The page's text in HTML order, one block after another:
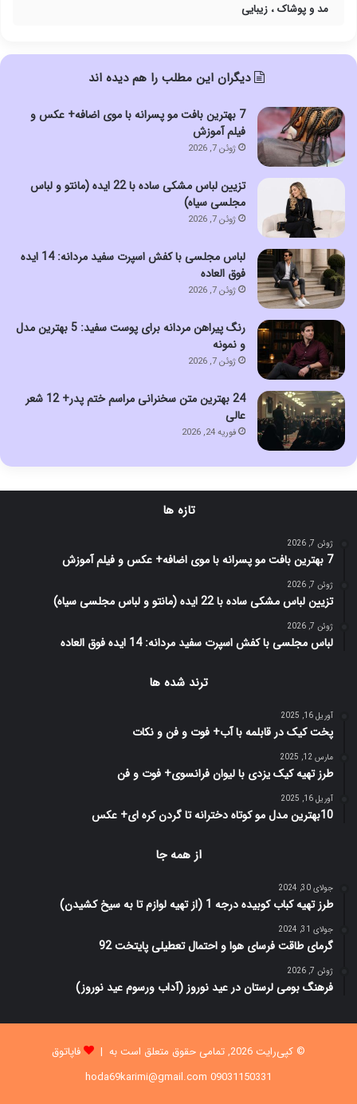
مد و پوشاک ، زیبایی
دیگران این مطلب را هم دیده اند
7 بهترین بافت مو پسرانه با موی اضافه+ عکس و
فیلم آموزش
ژوئن 7, 2026
تزیین لباس مشکی ساده با 22 ایده (مانتو و لباس
مجلسی سیاه)
ژوئن 7, 2026
لباس مجلسی با کفش اسپرت سفید مردانه: 14 ایده
فوق العاده
ژوئن 7, 2026
رنگ پیراهن مردانه برای پوست سفید: 5 بهترین مدل
و نمونه
ژوئن 7, 2026
24 بهترین متن سخنرانی مراسم ختم پدر+ 12 شعر
عالی
فوریه 24, 2026
تازه ها
ژوئن 7, 2026
7 بهترین بافت مو پسرانه با موی اضافه+ عکس و فیلم آموزش
ژوئن 7, 2026
تزیین لباس مشکی ساده با 22 ایده (مانتو و لباس مجلسی سیاه)
ژوئن 7, 2026
لباس مجلسی با کفش اسپرت سفید مردانه: 14 ایده فوق العاده
ترند شده ها
آوریل 16, 2025
پخت کیک در قابلمه با آب+ فوت و فن و نکات
مارس 12, 2025
طرز تهیه کیک یزدی با لیوان فرانسوی+ فوت و فن
آوریل 16, 2025
10بهترین مدل مو کوتاه دخترانه تا گردن کره ای+ عکس
از همه جا
جولای 30, 2024
طرز تهیه کباب کوبیده درجه 1 (از تهیه لوازم تا به سیخ کشیدن)
جولای 31, 2024
گرمای طاقت فرسای هوا و احتمال تعطیلی پایتخت 92
ژوئن 7, 2026
فرهنگ بومی لرستان در عید نوروز (آداب ورسوم عید نوروز)
© کپی‌رایت 2026, تمامی حقوق متعلق است به |
فاپاتوق
09031150331 hoda69karimi@gmail.com